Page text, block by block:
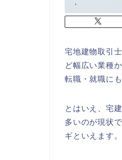
宅地建物取引
ど幅広い業種
転職・就職に
とはいえ、宅
多いのが現状
ギといえます。